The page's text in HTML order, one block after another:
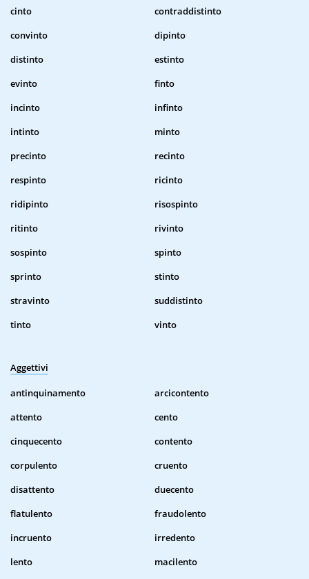
cinto
contraddistinto
convinto
dipinto
distinto
estinto
evinto
finto
incinto
infinto
intinto
minto
precinto
recinto
respinto
ricinto
ridipinto
risospinto
ritinto
rivinto
sospinto
spinto
sprinto
stinto
stravinto
suddistinto
tinto
vinto
Aggettivi
antinquinamento
arcicontento
attento
cento
cinquecento
contento
corpulento
cruento
disattento
duecento
flatulento
fraudolento
incruento
irredento
lento
macilento